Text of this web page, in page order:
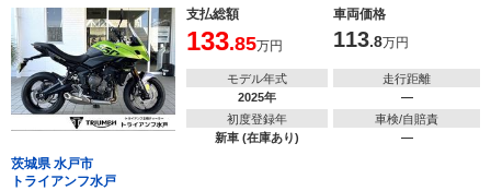
支払総額
車両価格
133.85万円 113.8万円
モデル年式
2025年
走行距離
―
初度登録年
新車 (在庫あり)
車検/自賠責
―
茨城県 水戸市
トライアンフ水戸